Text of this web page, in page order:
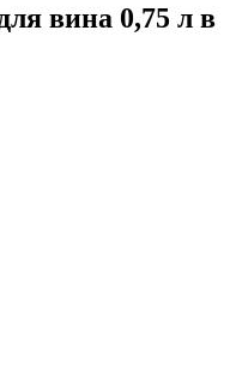
вина 0,75 л в